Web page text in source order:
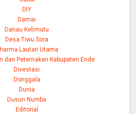
DIY
Damai
Danau Kelimutu
Desa Tiwu Sora
Lautan Utama
dan Peternakan Kabupaten Ende
Divestasi
Donggala
Dunia
Dusun Numba
Editorial